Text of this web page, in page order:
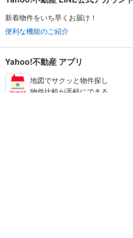
新着物件をいち早くお届け！
便利な機能のご紹介
Yahoo!不動産 アプリ
地図でサクッと物件探し
物件比較が手軽にできる